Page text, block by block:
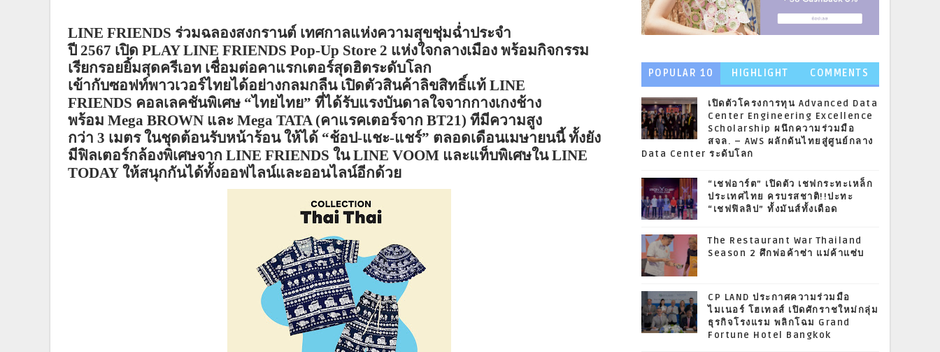
LINE FRIENDS ร่วมฉลองสงกรานต์ เทศกาลแห่งความสุขชุ่มฉ่ำประจำ
ปี 2567 เปิด PLAY LINE FRIENDS Pop-Up Store 2 แห่งใจกลางเมือง พร้อมกิจกรรม
เรียกรอยยิ้มสุดครีเอท เชื่อมต่อคาแรกเตอร์สุดฮิตระดับโลก
เข้ากับซอฟท์พาวเวอร์ไทยได้อย่างกลมกลืน เปิดตัวสินค้าลิขสิทธิ์แท้ LINE
FRIENDS คอลเลคชันพิเศษ “ไทยไทย” ที่ได้รับแรงบันดาลใจจากกางเกงช้าง
พร้อม Mega BROWN และ Mega TATA (คาแรคเตอร์จาก BT21) ทีมีความสูง
กว่า 3 เมตร ในชุดต้อนรับหน้าร้อน ให้ได้ “ช้อป-แชะ-แชร์” ตลอดเดือนเมษายนนี้ ทั้งยัง
มีฟิลเตอร์กล้องพิเศษจาก LINE FRIENDS ในLINE VOOM และแท็บพิเศษในLINE
TODAY ให้สนุกกันได้ทั้งออฟไลน์และออนไลน์อีกด้วย
POPULAR 10
HIGHLIGHT
COMMENTS
เปิดตัวโครงการทุน Advanced Data
Center Engineering Excellence
Scholarship ผนึกความร่วมมือ
สจล. – AWS ผลักดันไทยสู่ศูนย์กลาง
Data Center ระดับโลก
“เชฟอาร์ต” เปิดตัว เชฟกระทะเหล็ก
ประเทศไทย ครบรสชาติ!!ปะทะ
“เชฟฟิลลิป” ทั้งมันส์ทั้งเดือด
The Restaurant War Thailand
Season 2 ศึกพ่อค้าซ่า แม่ค้าแซ่บ
CP LAND ประกาศความร่วมมือ
ไมเนอร์ โฮเทลส์ เปิดศักราชใหม่กลุ่ม
ธุรกิจโรงแรม พลิกโฉม Grand
Fortune Hotel Bangkok